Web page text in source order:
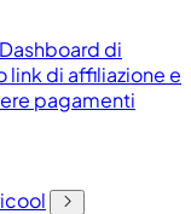
Dashboard di
link di affiliazione e
pagamenti